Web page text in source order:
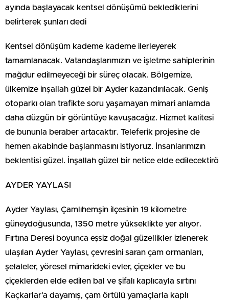
ayında başlayacak kentsel dönüşümü beklediklerini
belirterek şunları dedi
Kentsel dönüşüm kademe kademe ilerleyerek
tamamlanacak. Vatandaşlarımızın ve işletme sahiplerinin
mağdur edilmeyeceği bir süreç olacak. Bölgemize,
ülkemize inşallah güzel bir Ayder kazandırılacak. Geniş
otoparkı olan trafikte soru yaşamayan mimari anlamda
daha düzgün bir görüntüye kavuşacağız. Hizmet kalitesi
de bununla beraber artacaktır. Teleferik projesine de
hemen akabinde başlanmasını istiyoruz. İnsanlarımızın
beklentisi güzel. İnşallah güzel bir netice elde edilecektirö
AYDER YAYLASI
Ayder Yaylası, Çamlıhemşin ilçesinin 19 kilometre
güneydoğusunda, 1350 metre yükseklikte yer alıyor.
Fırtına Deresi boyunca eşsiz doğal güzellikler izlenerek
ulaşılan Ayder Yaylası, çevresini saran çam ormanları,
şelaleler, yöresel mimarideki evler, çiçekler ve bu
çiçeklerden elde edilen bal ve şifalı kaplıcayla sırtını
Kaçkarlar’a dayamış, çam örtülü yamaçlarla kaplı